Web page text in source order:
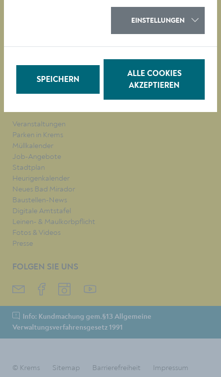
BILDUNG
KULTUR
Veranstaltungen
Parken in Krems
Müllkalender
Job-Angebote
Stadtplan
Heurigenkalender
Neues Bad Mirador
Baustellen-News
Digitale Amtstafel
Leinen- & Maulkorbpflicht
Fotos & Videos
Presse
FOLGEN SIE UNS
Info: Kundmachung gem.§13 Allgemeine
Verwaltungsverfahrensgesetz 1991
© Krems Sitemap Barrierefreiheit Impressum
EINSTELLUNGEN
SPEICHERN
ALLE COOKIES
AKZEPTIEREN